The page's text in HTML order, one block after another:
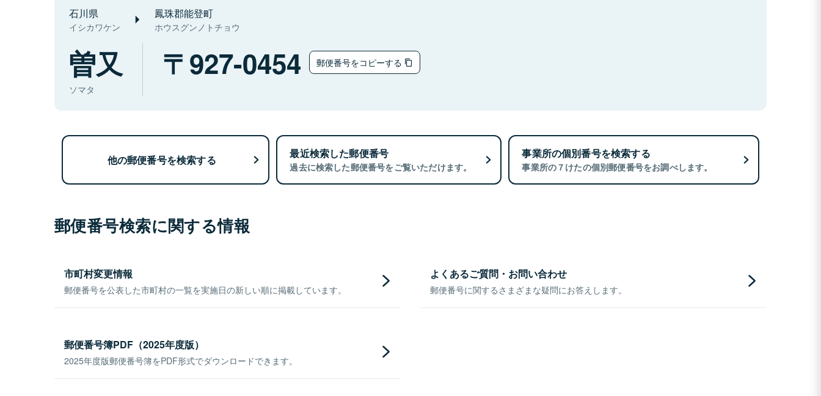
石川県
イシカワケン
鳳珠郡能登町
ホウスグンノトチョウ
曽又
ソマタ
927-0454 郵便番号をコピーする
他の郵便番号を検索する 最近検索した郵便番号
過去に検索した郵便番号をご覧いただけます。
事業所の個別番号を検索する
事業所の７けたの個別郵便番号をお調べします。
郵便番号検索に関する情報
市町村変更情報
郵便番号を公表した市町村の一覧を実施日の新しい順に掲載しています。
よくあるご質問・お問い合わせ
郵便番号に関するさまざまな疑問にお答えします。
郵便番号簿PDF（2025年度版）
2025年度版郵便番号簿をPDF形式でダウンロードできます。